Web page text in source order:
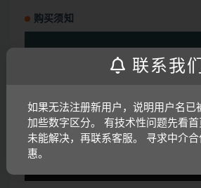
购买须知
器
联系我们
如果无法注册新用户，说明用户名已
加些数字区分。 有技术性问题先看
未能解决，再联系客服。 寻求中介
惠。